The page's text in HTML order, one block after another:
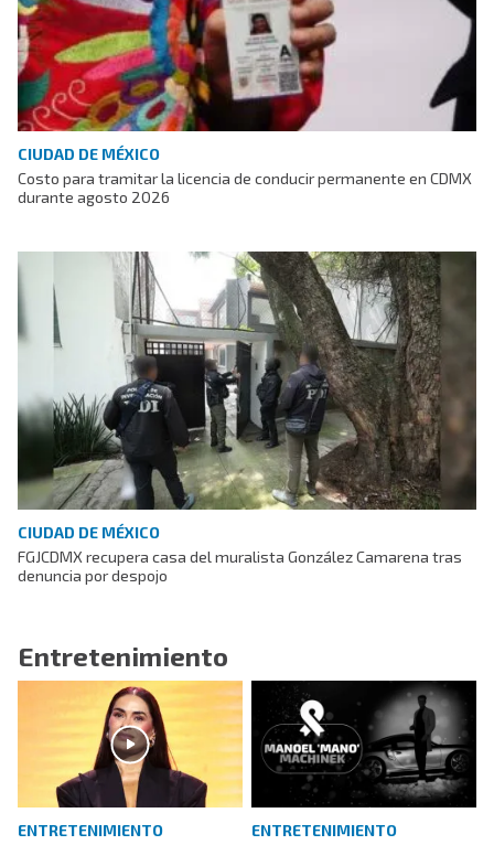
CIUDAD DE MÉXICO
Costo para tramitar la licencia de conducir permanente en CDMX
durante agosto 2026
CIUDAD DE MÉXICO
FGJCDMX recupera casa del muralista González Camarena tras
denuncia por despojo
Entretenimiento
ENTRETENIMIENTO ENTRETENIMIENTO